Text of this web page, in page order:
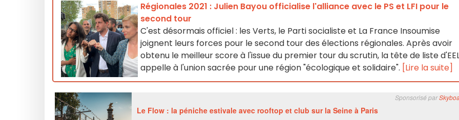
Régionales 2021 : Julien Bayou officialise l'alliance avec le PS et LFI pour le
second tour
C'est désormais officiel : les Verts, le Parti socialiste et La France Insoumise
joignent leurs forces pour le second tour des élections régionales. Après avoir
obtenu le meilleur score à l'issue du premier tour du scrutin, la tête de liste
appelle à l'union sacrée pour une région "écologique et solidaire". [Lire la suite]